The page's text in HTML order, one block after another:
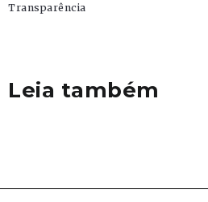
Transparência
Leia também